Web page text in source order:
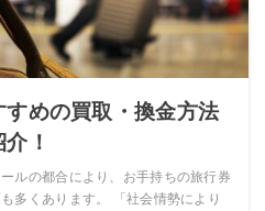
すめの買取・換金方法
！
ルの都合により、お手持ちの旅行券
多くあります。 「社会情勢により